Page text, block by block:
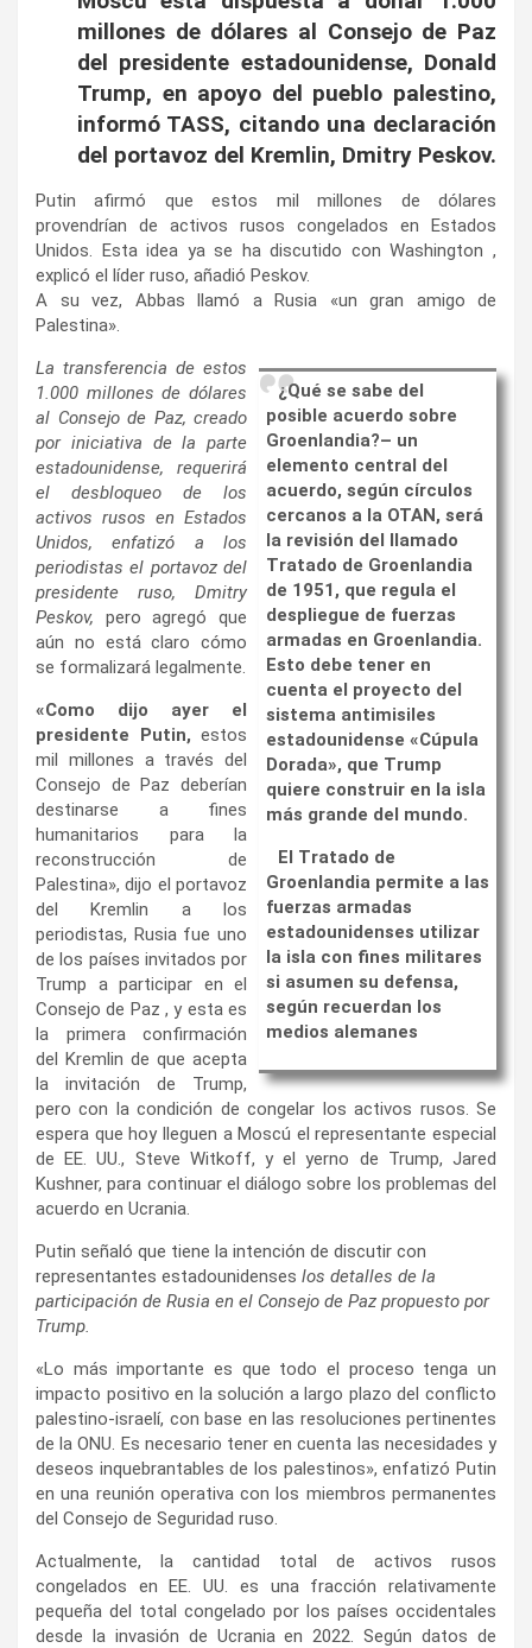
millones de dólares al Consejo de Paz
del presidente estadounidense, Donald
Trump, en apoyo del pueblo palestino,
informó TASS, citando una declaración
del portavoz del Kremlin, Dmitry Peskov.
Putin afirmó que estos mil millones de dólares
provendrían de activos rusos congelados en Estados
Unidos. Esta idea ya se ha discutido con Washington ,
explicó el líder ruso, añadió Peskov.
A su vez, Abbas llamó a Rusia «un gran amigo de
Palestina».
¿Qué se sabe del
posible acuerdo sobre
Groenlandia?– un
elemento central del
acuerdo, según círculos
cercanos a la OTAN, será
la revisión del llamado
Tratado de Groenlandia
de 1951, que regula el
despliegue de fuerzas
armadas en Groenlandia.
Esto debe tener en
cuenta el proyecto del
sistema antimisiles
estadounidense «Cúpula
Dorada», que Trump
quiere construir en la isla
más grande del mundo.
El Tratado de
Groenlandia permite a las
fuerzas armadas
estadounidenses utilizar
la isla con fines militares
si asumen su defensa,
según recuerdan los
medios alemanes
La transferencia de estos
1.000 millones de dólares
al Consejo de Paz, creado
por iniciativa de la parte
estadounidense, requerirá
el desbloqueo de los
activos rusos en Estados
Unidos, enfatizó a los
periodistas el portavoz del
presidente ruso, Dmitry
Peskov, pero agregó que
aún no está claro cómo
se formalizará legalmente.
«Como dijo ayer el
presidente Putin, estos
mil millones a través del
Consejo de Paz deberían
destinarse a fines
humanitarios para la
reconstrucción de
Palestina», dijo el portavoz
del Kremlin a los
periodistas, Rusia fue uno
de los países invitados por
Trump a participar en el
Consejo de Paz , y esta es
la primera confirmación
del Kremlin de que acepta
la invitación de Trump,
pero con la condición de congelar los activos rusos. Se
espera que hoy lleguen a Moscú el representante especial
de EE. UU., Steve Witkoff, y el yerno de Trump, Jared
Kushner, para continuar el diálogo sobre los problemas del
acuerdo en Ucrania.
Putin señaló que tiene la intención de discutir con
representantes estadounidenses los detalles de la
participación de Rusia en el Consejo de Paz propuesto por
Trump.
«Lo más importante es que todo el proceso tenga un
impacto positivo en la solución a largo plazo del conflicto
palestino-israelí, con base en las resoluciones pertinentes
de la ONU. Es necesario tener en cuenta las necesidades y
deseos inquebrantables de los palestinos», enfatizó Putin
en una reunión operativa con los miembros permanentes
del Consejo de Seguridad ruso.
Actualmente, la cantidad total de activos rusos
congelados en EE. UU. es una fracción relativamente
pequeña del total congelado por los países occidentales
desde la invasión de Ucrania en 2022. Según datos de